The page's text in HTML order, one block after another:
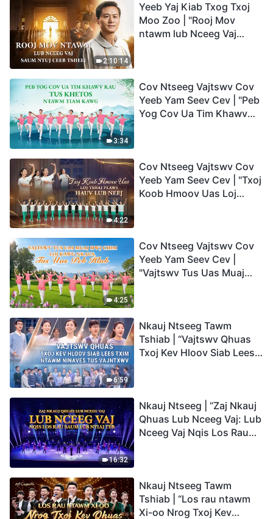
2:10:14
Yeeb Yaj Kiab Txog Txoj
Moo Zoo | "Rooj Mov
ntawm lub Nceeg Vaj
3:34
Cov Ntseeg Vajtswv Cov
Yeeb Yam Seev Cev | "Peb
Yog Cov Ua Tim Khawv
4:22
Cov Ntseeg Vajtswv Cov
Yeeb Yam Seev Cev | "Txoj
Koob Hmoov Uas Loj
4:25
Cov Ntseeg Vajtswv Cov
Yeeb Yam Seev Cev |
"Vajtswv Tus Uas Muaj
6:59
Nkauj Ntseeg Tawm
Tshiab | “Vajtswv Qhuas
Txoj Kev Hloov Siab Lees
16:32
Nkauj Ntseeg | “Zaj Nkauj
Qhuas Lub Nceeg Vaj: Lub
Nceeg Vaj Nqis Los Rau
Nkauj Ntseeg Tawm
Tshiab | “Los rau ntawm
Xi-oo Nrog Txoj Kev